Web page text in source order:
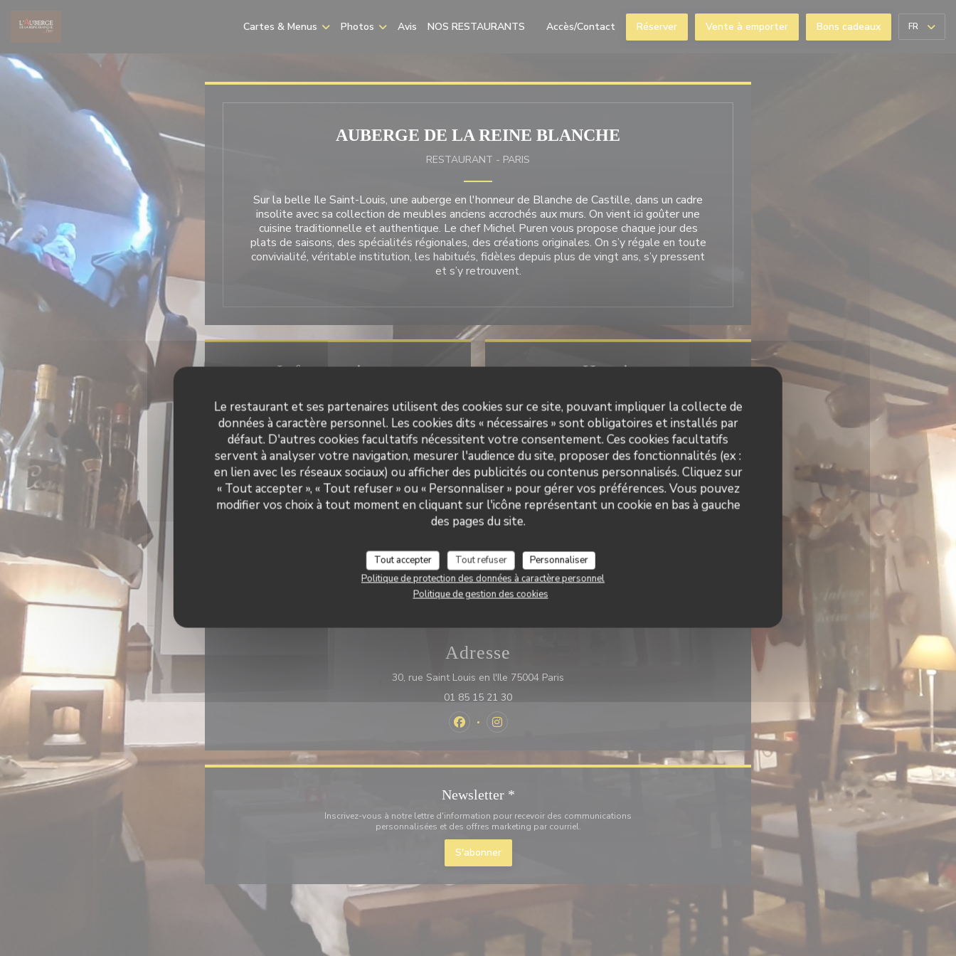
Le restaurant et ses partenaires utilisent des cookies sur ce site, pouvant impliquer la collecte de
données à caractère personnel. Les cookies dits « nécessaires » sont obligatoires et installés par
défaut. D'autres cookies facultatifs nécessitent votre consentement. Ces cookies facultatifs
servent à analyser votre navigation, mesurer l'audience du site, proposer des fonctionnalités (ex :
en lien avec les réseaux sociaux) ou afficher des publicités ou contenus personnalisés. Cliquez sur
« Tout accepter », « Tout refuser » ou « Personnaliser » pour gérer vos préférences. Vous pouvez
modifier vos choix à tout moment en cliquant sur l'icône représentant un cookie en bas à gauche
des pages du site.
Tout accepter Tout refuser
Personnaliser
Politique de protection des données à caractère personnel
Politique de gestion des cookies
Cartes & Menus Photos Avis NOS RESTAURANTS ((ouvre une nouvelle fenêtre))
Accès/Contact Réserver Vente à emporter Bons cadeaux FR
AUBERGE DE LA REINE BLANCHE
RESTAURANT - PARIS
Sur la belle Ile Saint-Louis, une auberge en l'honneur de Blanche de Castille, dans un cadre
insolite avec sa collection de meubles anciens accrochés aux murs. On vient ici goûter une
cuisine traditionnelle et authentique. Le chef Michel Puren vous propose chaque jour des
plats de saisons, des spécialités régionales, des créations originales. On s’y régale en toute
convivialité, véritable institution, les habitués, fidèles depuis plus de vingt ans, s’y pressent
et s’y retrouvent.
Infos pratiques
Française Traditionnelle
Type de restaurant
Restaurant
Services
Vente de vin à emporter, Vente à emporter,
Privatisation, Accès Wifi
Ticket Restaurant, Eurocard/Mastercard, Titres
restaurant, Espèces, Visa, Chèques, American
Express, Carte Bleue
Horaires
Lundi Fermé
Mar -Dim 12h00 - 14h30 • 18h00 - 22h00
Adresse
30, rue Saint Louis en l'Ile 75004 Paris
01 85 15 21 30
Facebook ((ouvre une nouvelle fenêtre))
Instagram ((ouvre une nouvelle fenêtre))
Newsletter *
Inscrivez-vous à notre lettre d'information pour recevoir des communications
personnalisées et des offres marketing par courriel.
S'abonner